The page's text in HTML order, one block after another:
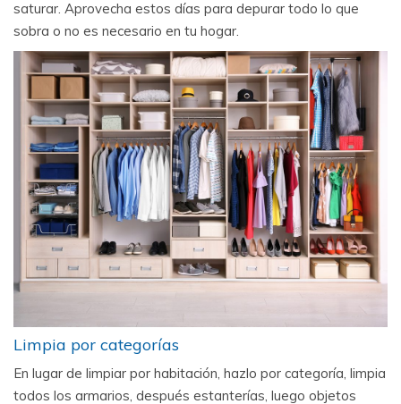
saturar. Aprovecha estos días para depurar todo lo que
sobra o no es necesario en tu hogar.
Limpia por categorías
En lugar de limpiar por habitación, hazlo por categoría, limpia
todos los armarios, después estanterías, luego objetos